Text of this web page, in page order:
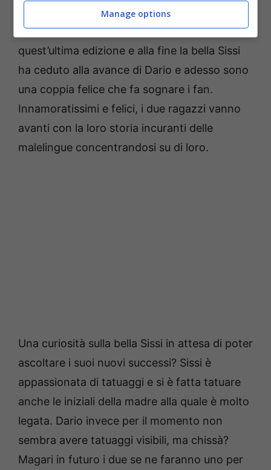
ballerino di grande talento. I due si sono
conosciuti durante il Talent Show di amici di
quest’ultima edizione e alla fine la bella Sissi
ha ceduto alla avance di Dario e adesso sono
una coppia felice che fa sognare i fan.
Innamoratissimi e felici, i due ragazzi vanno
avanti con la loro storia incuranti delle
malelingue concentrandosi su di loro.
Una curiosità sulla bella Sissi in attesa di poter
ascoltare i suoi nuovi successi? Sissi è
appassionata di tatuaggi e si è fatta tatuare
anche le iniziali della madre alla quale è molto
legata. Dario invece per il momento non
sembra avere tatuaggi visibili, ma chissà?
Magari in futuro i due se ne faranno uno per
Manage options